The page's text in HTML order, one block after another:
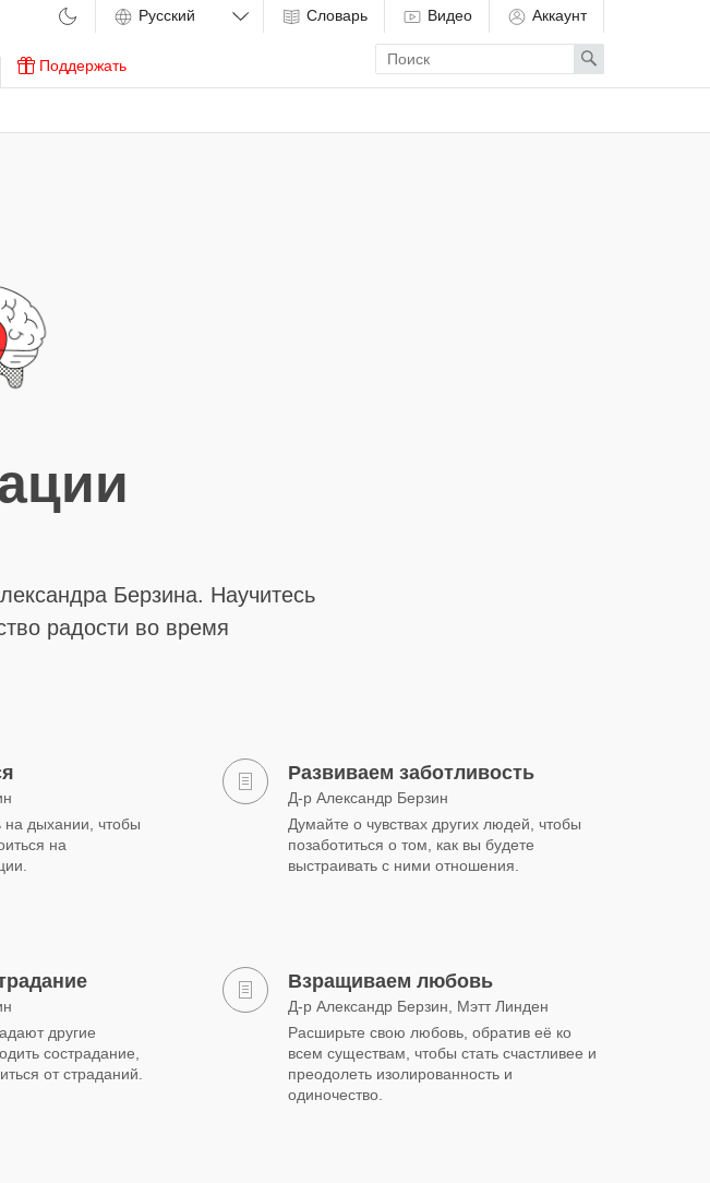
Поддержать
Словарь Видео Аккаунт
Enter
search
term
Search
Берзина. Научитесь
радости во время
на дыхании, чтобы
на
Развиваем заботливость
Д-р Александр Берзин
Думайте о чувствах других людей, чтобы
позаботиться о том, как вы будете
выстраивать с ними отношения.
другие
сострадание,
от страданий.
Взращиваем любовь
Д-р Александр Берзин, Мэтт Линден
Расширьте свою любовь, обратив её ко
всем существам, чтобы стать счастливее и
преодолеть изолированность и
одиночество.